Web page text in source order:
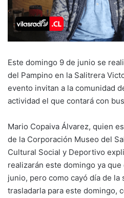
Este domingo 9 de junio se
del Pampino en la Salitrera
evento invitan a la comunidad
actividad el que contará con
Mario Copaiva Álvarez, quien
de la Corporación Museo del
Cultural Social y Deportivo
realizarán este domingo ya
junio, pero como cayó día de la
trasladarla para este domingo,